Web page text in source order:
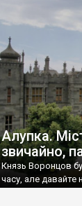
Алупка.
звичайно,
Князь Воронцов
часу, але